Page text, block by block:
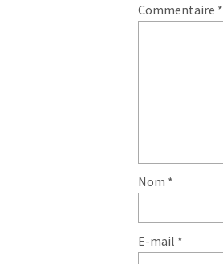
Commentaire *
Nom *
E-mail *